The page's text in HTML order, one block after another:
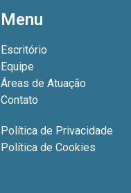
Menu
Escritório
Equipe
Áreas de Atuação
Contato
Política de Privacidade
Política de Cookies